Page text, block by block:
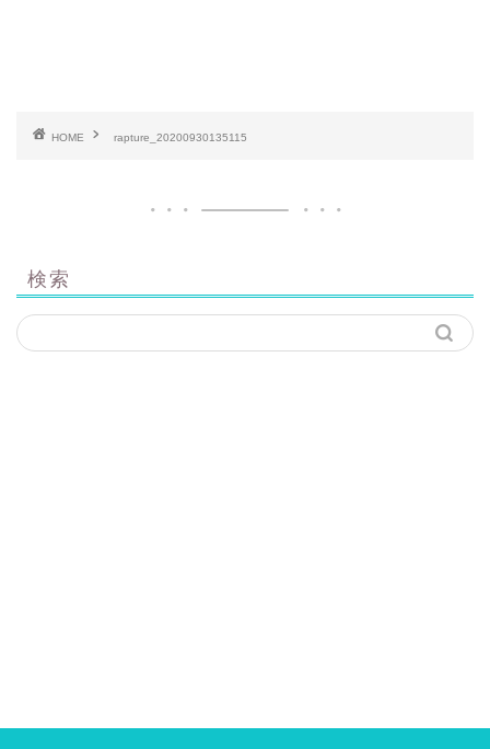
HOME rapture_20200930135115
検索